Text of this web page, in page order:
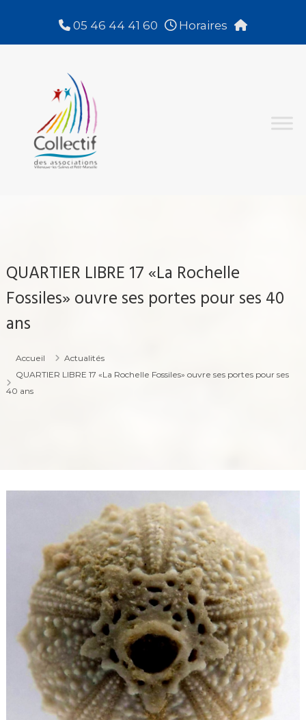
05 46 44 41 60 Horaires
Associations
Salines
Petit
Marseille
QUARTIER LIBRE 17 «La Rochelle
Fossiles» ouvre ses portes pour ses 40
ans
Accueil
Actualités
QUARTIER LIBRE 17 «La Rochelle Fossiles» ouvre ses portes pour ses
40 ans